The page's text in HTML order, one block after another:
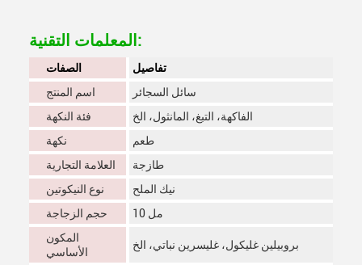
المعلمات التقنية:
الصفات
تفاصيل
اسم المنتج
سائل السجائر
فئة النكهة
الفاكهة، التبغ، المانثول، الخ
نكهة
طعم
العلامة التجارية
طازجة
نوع النيكوتين
نيك الملح
حجم الزجاجة
10 مل
المكون
الأساسي
بروبيلين غليكول، غليسرين نباتي، الخ